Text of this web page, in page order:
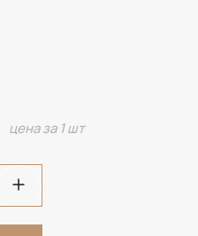
цена за 1 шт